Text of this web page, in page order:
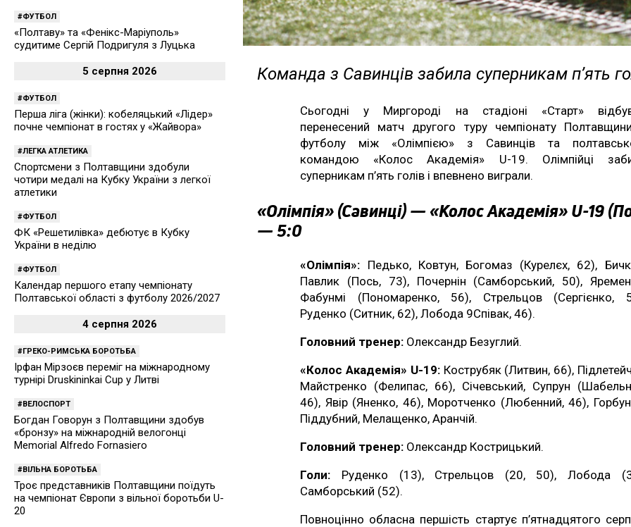
Команда з Савинців забила суперникам п’ять
Сьогодні у Миргороді на стадіоні «Старт»
перенесений матч другого туру чемпіонату
футболу між «Олімпією» з Савинців та
командою «Колос Академія» U-19. Олімпійці
суперникам п’ять голів і впевнено виграли.
«Олімпія» (Савинці) — «Колос Академія» U-19
— 5:0
«Олімпія»: Педько, Ковтун, Богомаз (Курелєх, 62),
Павлик (Пось, 73), Почернін (Самборський, 50),
Фабунмі (Пономаренко, 56), Стрельцов (Сергієнко,
Руденко (Ситник, 62), Лобода 9Співак, 46).
Головний тренер: Олександр Безуглий.
«Колос Академія» U-19:Кострубяк (Литвин, 66),
Майстренко (Фелипас, 66), Січевський, Супрун
46), Явір (Яненко, 46), Моротченко (Любенний, 46),
Піддубний, Мелащенко, Аранчій.
Головний тренер: Олександр Кострицький.
Голи: Руденко (13), Стрельцов (20, 50), Лобода
Самборський (52).
Повноцінно обласна першість стартує п’ятнадцятого
ФУТБОЛ
«Полтаву» та «Фенікс-Маріуполь»
судитиме Сергій Подригуля з Луцька
5 серпня 2026
ФУТБОЛ
Перша ліга (жінки): кобеляцький «Лідер»
почне чемпіонат в гостях у «Жайвора»
ЛЕГКА АТЛЕТИКА
Спортсмени з Полтавщини здобули
чотири медалі на Кубку України з легкої
атлетики
ФУТБОЛ
ФК «Решетилівка» дебютує в Кубку
України в неділю
ФУТБОЛ
Календар першого етапу чемпіонату
Полтавської області з футболу 2026/2027
4 серпня 2026
ГРЕКО-РИМСЬКА БОРОТЬБА
Ірфан Мірзоєв переміг на міжнародному
турнірі Druskininkai Cup у Литві
ВЕЛОСПОРТ
Богдан Говорун з Полтавщини здобув
«бронзу» на міжнародній велогонці
Memorial Alfredo Fornasiero
ВІЛЬНА БОРОТЬБА
Троє представників Полтавщини поїдуть
на чемпіонат Європи з вільної боротьби U-
20